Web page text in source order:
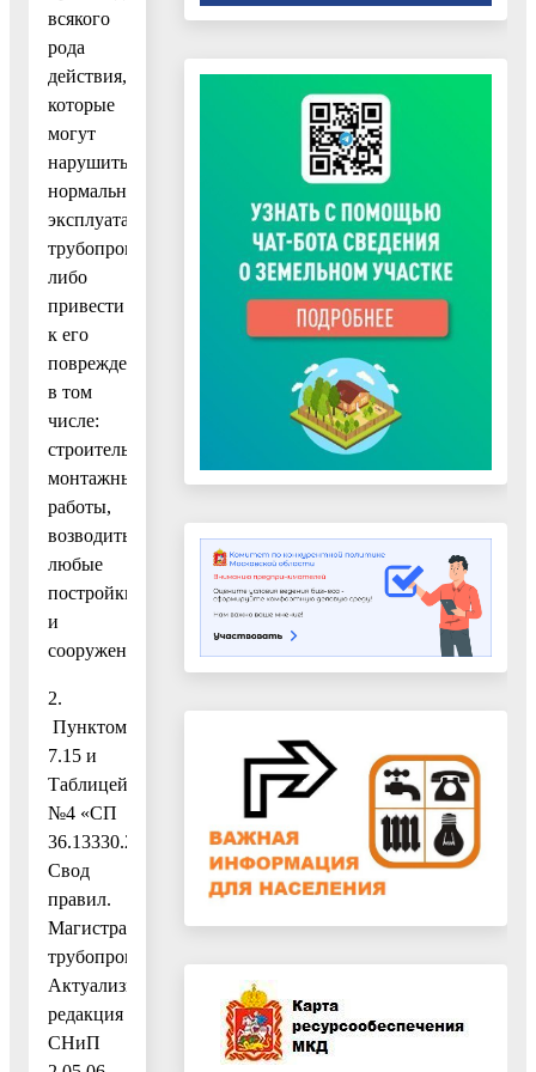
всякого
рода
действия,
которые
могут
нарушить
нормальную
эксплуатацию
трубопровода,
либо
привести
к его
повреждению,
в том
числе:
строительно-
монтажные
работы,
возводить
любые
постройки
и
сооружения;
2.
Пунктом
7.15 и
Таблицей
№4 «СП
36.13330.2012.
Свод
правил.
Магистральные
трубопроводы.
Актуализированная
редакция
СНиП